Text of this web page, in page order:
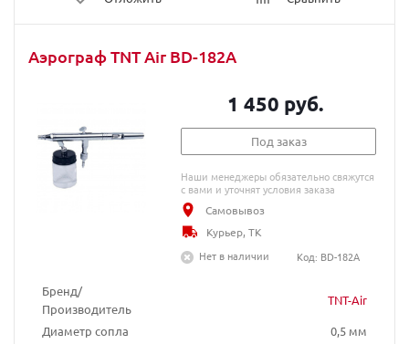
Аэрограф TNT Air BD-182A
Бренд/
Производитель
TNT-Air
Диаметр сопла
0,5 мм
1 450 руб.
Под заказ
Наши менеджеры обязательно свяжутся
с вами и уточнят условия заказа
Самовывоз
Курьер, ТК
Нет в наличии
Код: BD-182A